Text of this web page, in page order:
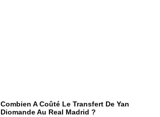
Combien A Coûté Le Transfert De Yan
Diomande Au Real Madrid ?